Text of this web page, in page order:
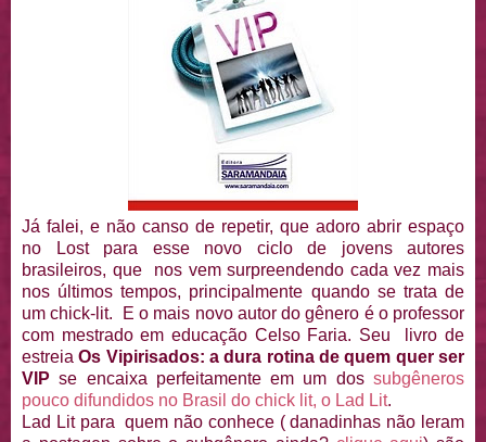
Já falei, e não canso de repetir, que adoro abrir espaço
no Lost para esse novo ciclo de jovens autores
brasileiros, que nos vem surpreendendo cada vez mais
nos últimos tempos, principalmente quando se trata de
um chick-lit. E o mais novo autor do gênero é o professor
com mestrado em educação Celso Faria. Seu livro de
estreiaOs Vipirisados: a dura rotina de quem quer ser
VIP se encaixa perfeitamente em um dos subgêneros
pouco difundidos no Brasil do chick lit, o Lad Lit.
Lad Lit para quem não conhece ( danadinhas não leram